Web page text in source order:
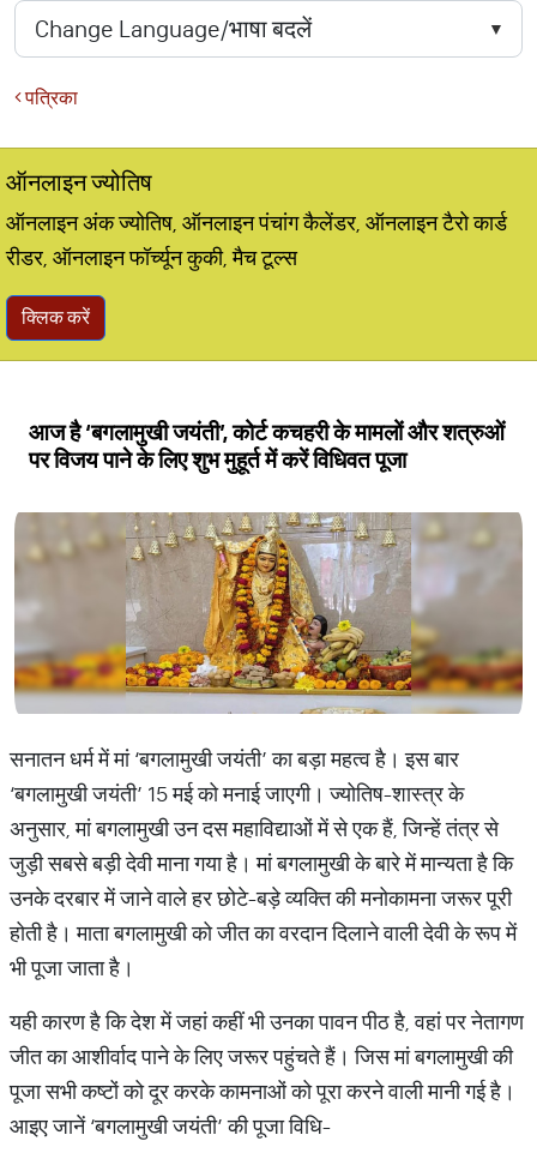
पत्रिका
ऑनलाइन ज्योतिष
ऑनलाइन अंक ज्योतिष, ऑनलाइन पंचांग कैलेंडर, ऑनलाइन टैरो कार्ड
रीडर, ऑनलाइन फॉर्च्यून कुकी, मैच टूल्स
क्लिक करें
आज है ‘बगलामुखी जयंती’, कोर्ट कचहरी के मामलों और शत्रुओं
पर विजय पाने के लिए शुभ मुहूर्त में करें विधिवत पूजा
सनातन धर्म में मां ‘बगलामुखी जयंती’ का बड़ा महत्व है। इस बार
‘बगलामुखी जयंती’ 15 मई को मनाई जाएगी। ज्योतिष-शास्त्र के
अनुसार, मां बगलामुखी उन दस महाविद्याओं में से एक हैं, जिन्हें तंत्र से
जुड़ी सबसे बड़ी देवी माना गया है। मां बगलामुखी के बारे में मान्यता है कि
उनके दरबार में जाने वाले हर छोटे-बड़े व्यक्ति की मनोकामना जरूर पूरी
होती है। माता बगलामुखी को जीत का वरदान दिलाने वाली देवी के रूप में
भी पूजा जाता है।
यही कारण है कि देश में जहां कहीं भी उनका पावन पीठ है, वहां पर नेतागण
जीत का आशीर्वाद पाने के लिए जरूर पहुंचते हैं। जिस मां बगलामुखी की
पूजा सभी कष्टों को दूर करके कामनाओं को पूरा करने वाली मानी गई है।
आइए जानें ‘बगलामुखी जयंती’ की पूजा विधि-